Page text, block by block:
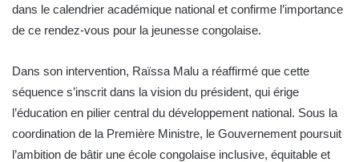
dans le calendrier académique national et confirme l’importance
de ce rendez-vous pour la jeunesse congolaise.
Dans son intervention, Raïssa Malu a réaffirmé que cette
séquence s’inscrit dans la vision du président, qui érige
l’éducation en pilier central du développement national. Sous la
coordination de la Première Ministre, le Gouvernement poursuit
l’ambition de bâtir une école congolaise inclusive, équitable et